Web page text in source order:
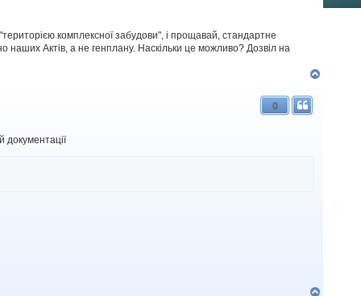
комплексної забудови", і прощавай, стандартне
Актів, а не генплану. Наскільки це можливо? Дозвіл на
0
документації